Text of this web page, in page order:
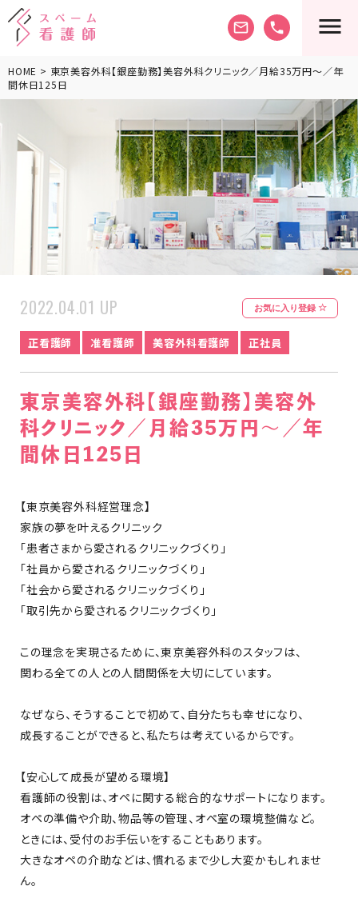
mail_outline phone
HOME > 東京美容外科【銀座勤務】美容外科クリニック／月給35万円〜／年
間休日125日
お気に入り登録
2022.04.01 UP
正看護師 准看護師 美容外科看護師 正社員
東京美容外科【銀座勤務】美容外
科クリニック／月給35万円〜／年
間休日125日
【東京美容外科経営理念】
家族の夢を叶えるクリニック
「患者さまから愛されるクリニックづくり」
「社員から愛されるクリニックづくり」
「社会から愛されるクリニックづくり」
「取引先から愛されるクリニックづくり」
この理念を実現さるために、東京美容外科のスタッフは、
関わる全ての人との人間関係を大切にしています。
なぜなら、そうすることで初めて、自分たちも幸せになり、
成長することができると、私たちは考えているからです。
【安心して成長が望める環境】
看護師の役割は、オペに関する総合的なサポートになります。
オペの準備や介助、物品等の管理、オペ室の環境整備など。
ときには、受付のお手伝いをすることもあります。
大きなオペの介助などは、慣れるまで少し大変かもしれませ
ん。